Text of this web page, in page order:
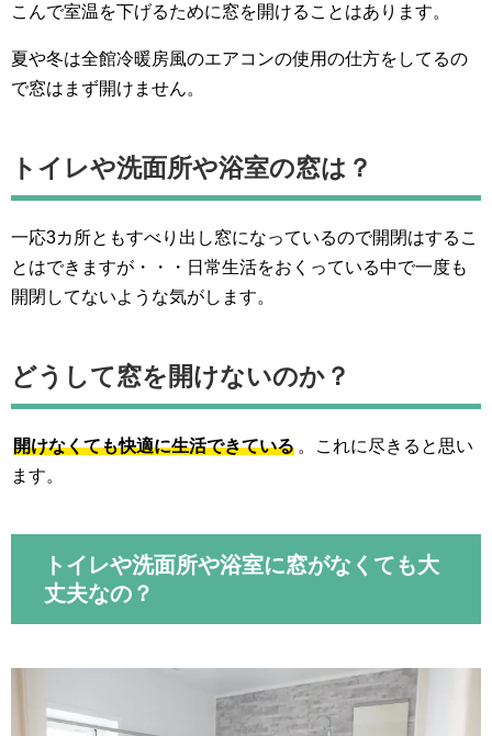
こんで室温を下げるために窓を開けることはあります。
夏や冬は全館冷暖房風のエアコンの使用の仕方をしてるの
で窓はまず開けません。
トイレや洗面所や浴室の窓は？
一応3カ所ともすべり出し窓になっているので開閉はするこ
とはできますが・・・日常生活をおくっている中で一度も
開閉してないような気がします。
どうして窓を開けないのか？
開けなくても快適に生活できている 。これに尽きると思い
ます。
トイレや洗面所や浴室に窓がなくても大
丈夫なの？